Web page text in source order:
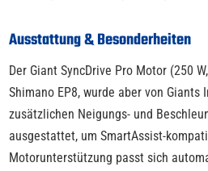
Ausstattung & Besonderheiten
Der Giant SyncDrive Pro Motor (250
Shimano EP8, wurde aber von Giants
zusätzlichen Neigungs- und
ausgestattet, um SmartAssist-
Motorunterstützung passt sich